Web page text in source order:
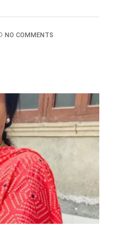
NO COMMENTS